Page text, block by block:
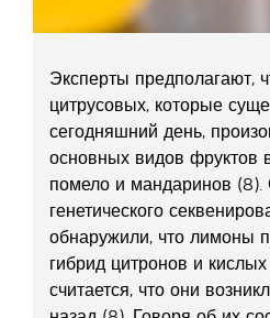
Эксперты предполагают,
цитрусовых, которые
сегодняшний день,
основных видов фруктов
помело и мандаринов
генетического
обнаружили, что лимоны
гибрид цитронов и
считается, что они